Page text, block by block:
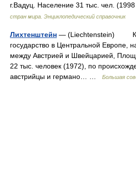
г.Вадуц. Население 31 тыс. чел.
стран мира. Энциклопедический справочник
Лихтенштейн — (Liechtenstein)
государство в Центральной Европе,
между Австрией и Швейцарией,
22 тыс. человек (1972), по
австрийцы и германо… …
Большая